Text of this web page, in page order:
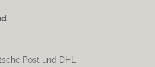
Post und DHL